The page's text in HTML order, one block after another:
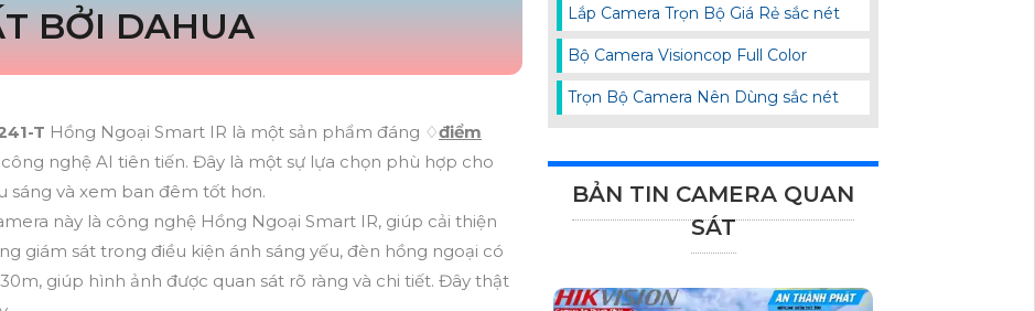
BỞI DAHUA
T Hồng Ngoại Smart IR là một sản phẩm đáng ♢điểm
nghệ AI tiên tiến. Đây là một sự lựa chọn phù hợp cho
sáng và xem ban đêm tốt hơn.
này là công nghệ Hồng Ngoại Smart IR, giúp cải thiện
giám sát trong điều kiện ánh sáng yếu, đèn hồng ngoại có
giúp hình ảnh được quan sát rõ ràng và chi tiết. Đây thật
Lắp Camera Trọn Bộ Giá Rẻ sắc nét
Bộ Camera Visioncop Full Color
Trọn Bộ Camera Nên Dùng sắc nét
BẢN TIN CAMERA QUAN
SÁT